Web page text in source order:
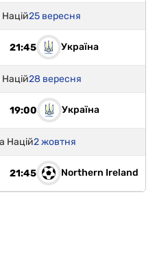
Націй25 вересня
21:45 Україна
Націй28 вересня
19:00 Україна
Націй2 жовтня
21:45 Northern Ireland